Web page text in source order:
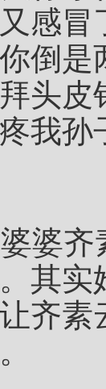
感冒
倒是
头皮
我
婆
其
齐素